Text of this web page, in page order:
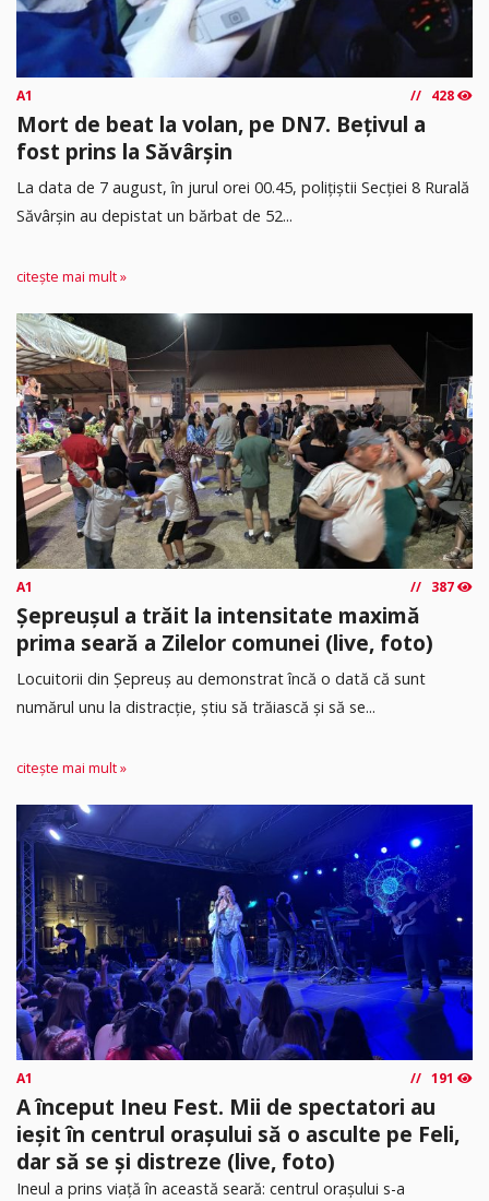
A1 428
Mort de beat la volan, pe DN7. Bețivul a
fost prins la Săvârșin
​La data de 7 august, în jurul orei 00.45, polițiștii Secției 8 Rurală
Săvârșin au depistat un bărbat de 52...
citește mai mult »
A1 387
Șepreușul a trăit la intensitate maximă
prima seară a Zilelor comunei (live, foto)
Locuitorii din Șepreuș au demonstrat încă o dată că sunt
numărul unu la distracție, știu să trăiască și să se...
citește mai mult »
A1 191
A început Ineu Fest. Mii de spectatori au
ieșit în centrul orașului să o asculte pe Feli,
dar să se și distreze (live, foto)
Ineul a prins viață în această seară: centrul orașului s-a